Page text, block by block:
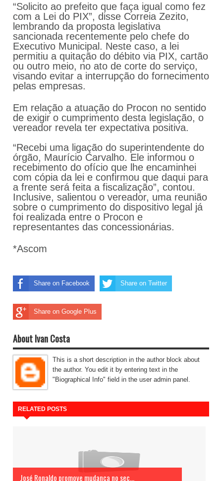
“Solicito ao prefeito que faça igual como fez
com a Lei do PIX”, disse Correia Zezito,
lembrando da proposta legislativa
sancionada recentemente pelo chefe do
Executivo Municipal. Neste caso, a lei
permitiu a quitação do débito via PIX, cartão
ou outro meio, no ato de corte do serviço,
visando evitar a interrupção do fornecimento
pelas empresas.
Em relação a atuação do Procon no sentido
de exigir o cumprimento desta legislação, o
vereador revela ter expectativa positiva.
“Recebi uma ligação do superintendente do
órgão, Maurício Carvalho. Ele informou o
recebimento do ofício que lhe encaminhei
com cópia da lei e confirmou que daqui para
a frente será feita a fiscalização”, contou.
Inclusive, salientou o vereador, uma reunião
sobre o cumprimento do dispositivo legal já
foi realizada entre o Procon e
representantes das concessionárias.
*Ascom
Share on Facebook Share on Twitter
Share on Google Plus
About Ivan Costa
This is a short description in the author block about
the author. You edit it by entering text in the
"Biographical Info" field in the user admin panel.
RELATED POSTS
José Ronaldo promove mudança no sec...